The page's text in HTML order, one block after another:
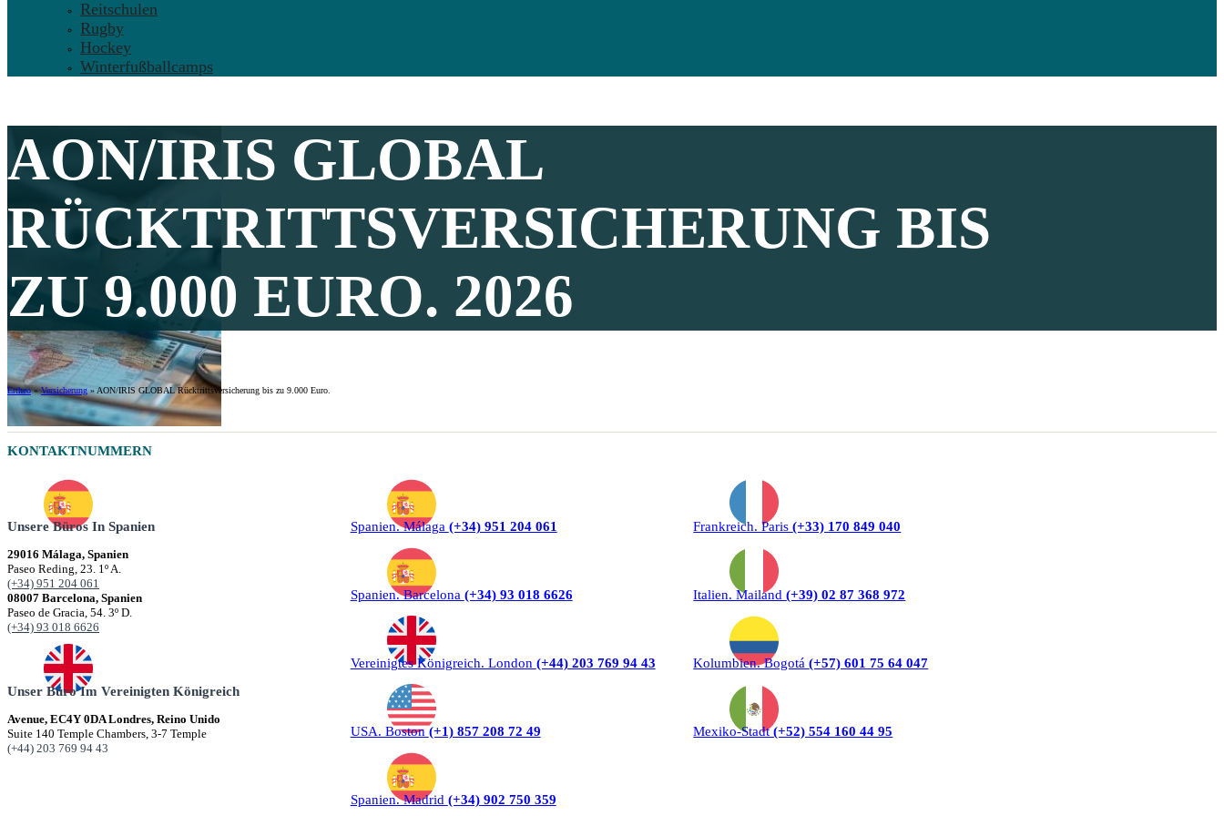
Reitschulen
Rugby
Hockey
Winterfußballcamps
AON/IRIS GLOBAL
RÜCKTRITTSVERSICHERUNG BIS
ZU 9.000 EURO. 2026
Ertheo»Versicherung» AON/IRIS GLOBAL Rücktrittsversicherung bis zu 9.000 Euro.
KONTAKTNUMMERN
Unsere Büros In Spanien
29016 Málaga, Spanien
Paseo Reding, 23. 1º A.
(+34) 951 204 061
08007 Barcelona, Spanien
Paseo de Gracia, 54. 3º D.
(+34) 93 018 6626
Unser Büro Im Vereinigten Königreich
Avenue, EC4Y 0DA Londres, Reino Unido
Suite 140 Temple Chambers, 3-7 Temple
(+44) 203 769 94 43
Spanien. Málaga (+34) 951 204 061
Spanien. Barcelona (+34) 93 018 6626
Vereinigtes Königreich. London (+44) 203 769 94 43
USA. Boston (+1) 857 208 72 49
Spanien. Madrid (+34) 902 750 359
Frankreich. Paris(+33) 170 849 040
Italien. Mailand(+39) 02 87 368 972
Kolumbien. Bogotá(+57) 601 75 64 047
Mexiko-Stadt(+52) 554 160 44 95